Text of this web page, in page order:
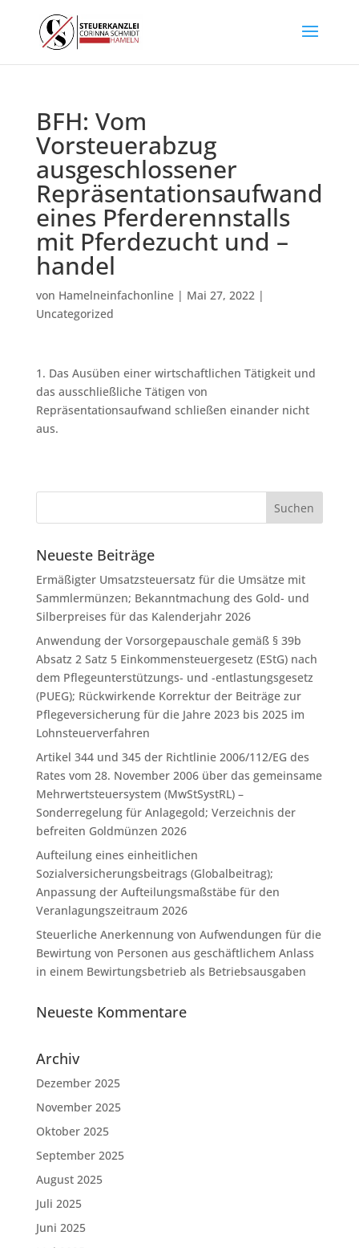
BFH: Vom
Vorsteuerabzug
ausgeschlossener
Repräsentationsaufwand
eines Pferderennstalls
mit Pferdezucht und –
handel
von Hamelneinfachonline| Mai 27, 2022|
Uncategorized
1. Das Ausüben einer wirtschaftlichen Tätigkeit und
das ausschließliche Tätigen von
Repräsentationsaufwand schließen einander nicht
aus.
Neueste Beiträge
Ermäßigter Umsatzsteuersatz für die Umsätze mit
Sammlermünzen; Bekanntmachung des Gold- und
Silberpreises für das Kalenderjahr 2026
Anwendung der Vorsorgepauschale gemäß § 39b
Absatz 2 Satz 5 Einkommensteuergesetz (EStG) nach
dem Pflegeunterstützungs- und -entlastungsgesetz
(PUEG); Rückwirkende Korrektur der Beiträge zur
Pflegeversicherung für die Jahre 2023 bis 2025 im
Lohnsteuerverfahren
Artikel 344 und 345 der Richtlinie 2006/112/EG des
Rates vom 28. November 2006 über das gemeinsame
Mehrwertsteuersystem (MwStSystRL) –
Sonderregelung für Anlagegold; Verzeichnis der
befreiten Goldmünzen 2026
Aufteilung eines einheitlichen
Sozialversicherungsbeitrags (Globalbeitrag);
Anpassung der Aufteilungsmaßstäbe für den
Veranlagungszeitraum 2026
Steuerliche Anerkennung von Aufwendungen für die
Bewirtung von Personen aus geschäftlichem Anlass
in einem Bewirtungsbetrieb als Betriebsausgaben
Neueste Kommentare
Archiv
Dezember 2025
November 2025
Oktober 2025
September 2025
August 2025
Juli 2025
Juni 2025